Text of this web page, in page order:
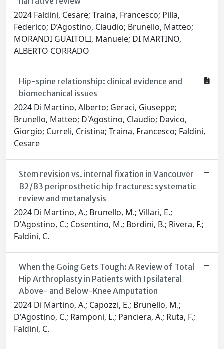
2024 Faldini, Cesare; Traina, Francesco; Pilla,
Federico; D’Agostino, Claudio; Brunello, Matteo;
MORANDI GUAITOLI, Manuele; DI MARTINO,
ALBERTO CORRADO
Hip-spine relationship: clinical evidence and
biomechanical issues
2024 Di Martino, Alberto; Geraci, Giuseppe;
Brunello, Matteo; D'Agostino, Claudio; Davico,
Giorgio; Curreli, Cristina; Traina, Francesco; Faldini,
Cesare
Stem revision vs. internal fixation in Vancouver
B2/B3 periprosthetic hip fractures: systematic
review and metanalysis
2024 Di Martino, A.; Brunello, M.; Villari, E.;
D'Agostino, C.; Cosentino, M.; Bordini, B.; Rivera, F.;
Faldini, C.
When the Going Gets Tough: A Review of Total
Hip Arthroplasty in Patients with Ipsilateral
Above- and Below-Knee Amputation
2024 Di Martino, A.; Capozzi, E.; Brunello, M.;
D'Agostino, C.; Ramponi, L.; Panciera, A.; Ruta, F.;
Faldini, C.